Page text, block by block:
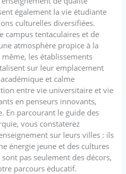
également la vie étudiante
culturelles diversifiées.
campus tentaculaires et de
atmosphère propice à la
les établissements
sur leur emplacement
et calme
entre vie universitaire et vie
en penseurs innovants,
En parcourant le guide des
vous constaterez
sur leurs villes : ils
énergie jeune et des cultures
pas seulement des décors,
parcours éducatif.